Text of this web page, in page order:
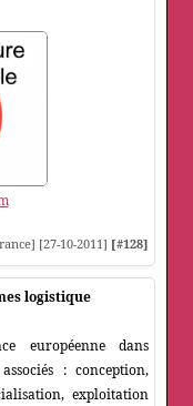
[27-10-2011] [#128]
logistique
européenne dans
: conception,
exploitation